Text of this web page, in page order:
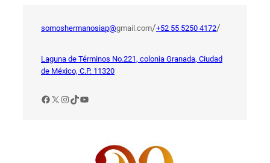
somoshermanosiap@gmail.com/+52 55 5250 4172/
Laguna de Términos No.221, colonia Granada, Ciudad
de México, C.P. 11320
Facebook
X Instagram
TikTok
YouTube